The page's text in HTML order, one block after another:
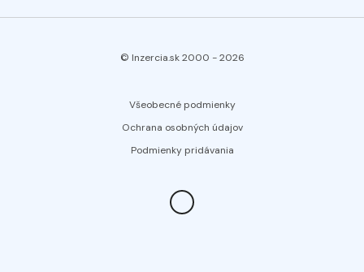
© Inzercia.sk 2000 -2026
Všeobecné podmienky
Ochrana osobných údajov
Podmienky pridávania